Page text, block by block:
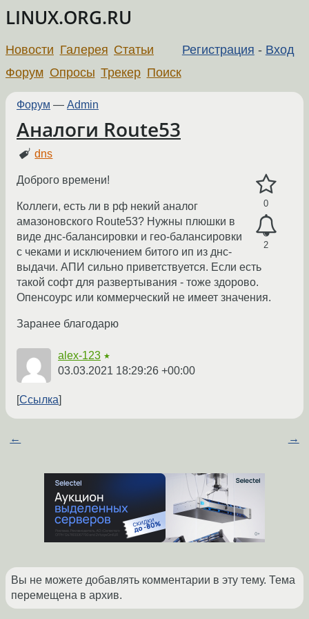
LINUX.ORG.RU
Регистрация - Вход
Новости Галерея Статьи
Форум Опросы Трекер Поиск
Форум — Admin
Аналоги Route53
dns
0
2
Доброго времени!
Коллеги, есть ли в рф некий аналог
амазоновского Route53? Нужны плюшки в
виде днс-балансировки и гео-балансировки
с чеками и исключением битого ип из днс-
выдачи. АПИ сильно приветствуется. Если есть
такой софт для развертывания - тоже здорово.
Опенсоурс или коммерческий не имеет значения.
Заранее благодарю
alex-123 ★
03.03.2021 18:29:26 +00:00
Ссылка
← →
Вы не можете добавлять комментарии в эту тему. Тема
перемещена в архив.